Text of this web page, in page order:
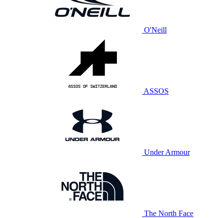
O'Neill
ASSOS
Under Armour
The North Face